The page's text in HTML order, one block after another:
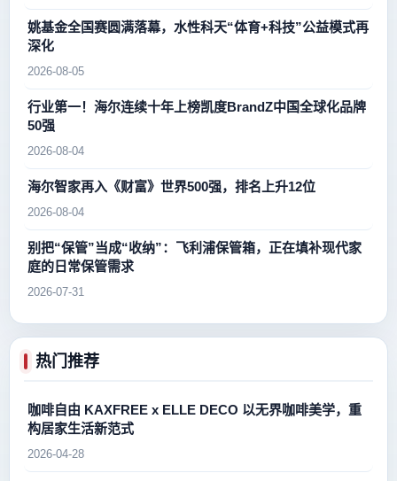
姚基金全国赛圆满落幕，水性科天“体育+科技”公益模式再
深化
2026-08-05
行业第一！海尔连续十年上榜凯度BrandZ中国全球化品牌
50强
2026-08-04
海尔智家再入《财富》世界500强，排名上升12位
2026-08-04
别把“保管”当成“收纳”：飞利浦保管箱，正在填补现代家
庭的日常保管需求
2026-07-31
热门推荐
咖啡自由 KAXFREE x ELLE DECO 以无界咖啡美学，重
构居家生活新范式
2026-04-28